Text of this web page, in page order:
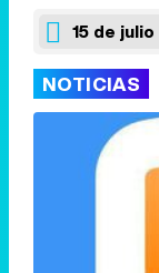
15 de
NOTICIAS